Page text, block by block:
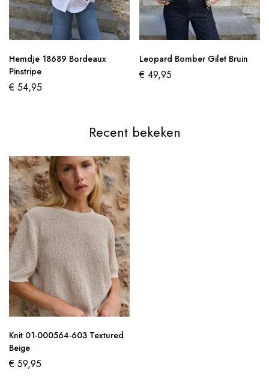
Hemdje 18689 Bordeaux
Pinstripe
€ 54,95
Leopard Bomber Gilet Bruin
€ 49,95
Recent bekeken
Knit 01-000564-603 Textured
Beige
€ 59,95